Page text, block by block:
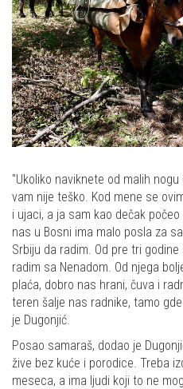
"Ukoliko naviknete od malih
vam nije teško. Kod mene se
i ujaci, a ja sam kao dečak
nas u Bosni ima malo posla za
Srbiju da radim. Od pre tri
radim sa Nenadom. Od njega
plaća, dobro nas hrani, čuva i
teren šalje nas radnike, tamo
je Dugonjić.
Posao samaraš, dodao je
žive bez kuće i porodice. Treba
meseca, a ima ljudi koji to ne